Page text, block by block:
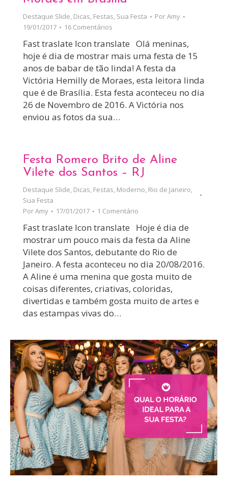
Destaque Slide, Dicas, Festas, Sua Festa PorAmy
19/01/2017
16 Comentários
Fast traslate Icon translate Olá meninas,
hoje é dia de mostrar mais uma festa de 15
anos de babar de tão linda! A festa da
Victória Hemilly de Moraes, esta leitora linda
que é de Brasília. Esta festa aconteceu no dia
26 de Novembro de 2016. A Victória nos
enviou as fotos da sua…
Festa Romero Brito de Aline
Vilete dos Santos – RJ
Destaque Slide, Dicas, Festas, Moderno, Rio de Janeiro,
Sua Festa
PorAmy 17/01/2017 1 Comentário
Fast traslate Icon translate Hoje é dia de
mostrar um pouco mais da festa da Aline
Vilete dos Santos, debutante do Rio de
Janeiro. A festa aconteceu no dia 20/08/2016.
A Aline é uma menina que gosta muito de
coisas diferentes, criativas, coloridas,
divertidas e também gosta muito de artes e
das estampas vivas do…